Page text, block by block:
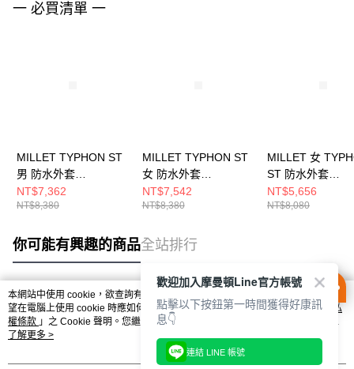
一 必買清單 一
MILLET TYPHON ST
男 防水外套
MIV03168N9886
NT$7,362
NT$8,380
MILLET TYPHON ST
女 防水外套
MIV03207N7365
NT$7,542
NT$8,380
MILLET 女
ST 防水外套
MIV03207N9845
NT$5,656
NT$8,080
你可能有興趣的商品全站排行
熱門標籤
本網站中使用 cookie，欲查詢有關本網站使用 cookie 方式之詳情，及若您不希
望在電腦上使用 cookie 時應如何變更電腦的 cookie 設定，請參閱本網站「
隱私
權條款 」之 Cookie 聲明。您繼續使用本網站即表示您同意本公司得按本網站使
用條款之 Cookie 聲明使用 cookie。
了解更多 >
歡迎加入摩曼頓Line官方帳號
點擊以下按鈕第一時間獲得好康訊
息👇
連結 LINE 帳號